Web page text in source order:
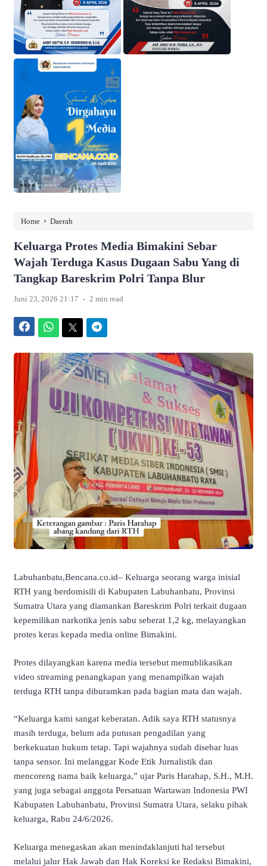
Home › Daerah
Keluarga Protes Media Bimakini Sebar
Wajah Terduga Kasus Dugaan Sabu Yang di
Tangkap Bareskrim Polri Tanpa Blur
Juni 23, 2026 21:17 . 2 min read
Labuhanbatu,Bencana.co.id– Keluarga seorang warga inisial
RTH yang berdomisili di Kabupaten Labuhanbatu, Provinsi
Sumatra Utara yang diamankan Bareskrim Polri terkait dugaan
kepemilikan narkotika jenis sabu seberat 1,2 kg, melayangkan
protes keras kepada media online Bimakini.
Protes dilayangkan karena media tersebut memublikasikan
video streaming penangkapan yang menampilkan wajah
terduga RTH tanpa diburamkan pada bagian mata dan wajah.
“Keluarga kami sangat keberatan. Adik saya RTH statusnya
masih terduga, belum ada putusan pengadilan yang
berkekuatan hukum tetap. Tapi wajahnya sudah disebar luas
tanpa sensor. Ini melanggar Kode Etik Jurnalistik dan
mencoreng nama baik keluarga,” ujar Paris Harahap, S.H., M.H.
yang juga sebagai anggota Persatuan Wartawan Indonesia PWI
Kabupaten Labuhanbatu, Provinsi Sumatra Utara, selaku pihak
keluarga, Rabu 24/6/2026.
Keluarga menegaskan akan menindaklanjuti hal tersebut
melalui jalur Hak Jawab dan Hak Koreksi ke Redaksi Bimakini,